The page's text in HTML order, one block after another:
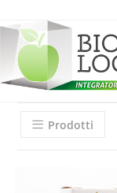
Prodotti